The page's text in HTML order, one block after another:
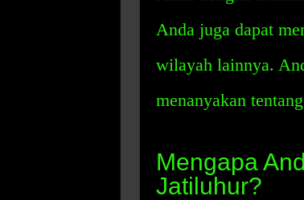
Anda juga dapat
wilayah lainnya.
menanyakan
Mengapa
Jatiluhur?